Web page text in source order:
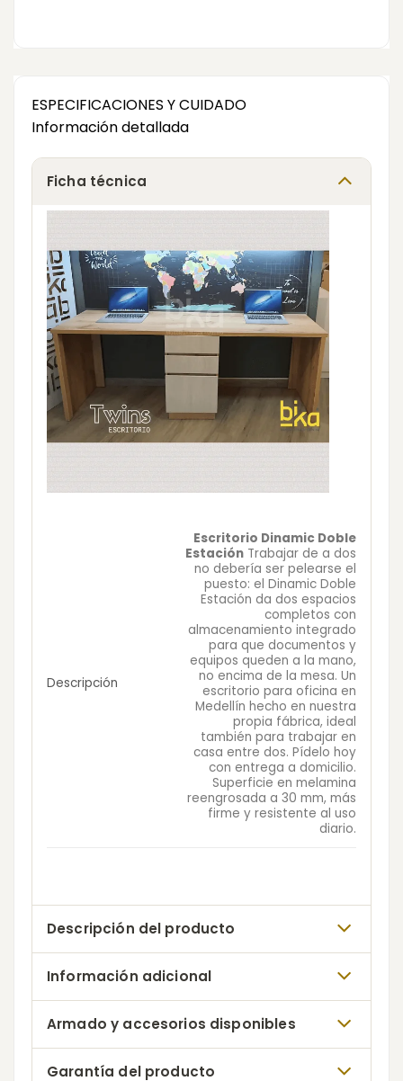
ESPECIFICACIONES Y CUIDADO
Información detallada
Ficha técnica
Descripción
Escritorio Dinamic Doble
Estación Trabajar de a dos
no debería ser pelearse el
puesto: el Dinamic Doble
Estación da dos espacios
completos con
almacenamiento integrado
para que documentos y
equipos queden a la mano,
no encima de la mesa. Un
escritorio para oficina en
Medellín hecho en nuestra
propia fábrica, ideal
también para trabajar en
casa entre dos. Pídelo hoy
con entrega a domicilio.
Superficie en melamina
reengrosada a 30 mm, más
firme y resistente al uso
diario.
Descripción del producto
Información adicional
Armado y accesorios disponibles
Garantía del producto